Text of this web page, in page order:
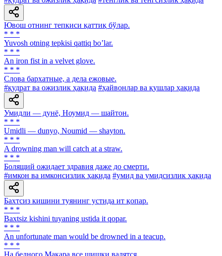
Ювош отнинг тепкиси қаттиқ бўлар.
* * *
Yuvosh otning tepkisi qattiq boʼlar.
* * *
An iron fist in a velvet glove.
* * *
Слова бархатные, а дела ежовые.
#қудрат ва ожизлик ҳақида #ҳайвонлар ва қушлар ҳақида
Умидли — дунё, Ноумид — шайтон.
* * *
Umidli — dunyo, Noumid — shayton.
* * *
A drowning man will catch at a straw.
* * *
Болящий ожидает здравия даже до смерти.
#имкон ва имконсизлик ҳақида #умид ва умидсизлик ҳақида
Бахтсиз кишини туянинг устида ит қопар.
* * *
Baxtsiz kishini tuyaning ustida it qopar.
* * *
An unfortunate man would be drowned in a teacup.
* * *